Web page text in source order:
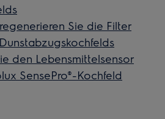
Sie die Filter
den Lebensmittelsensor
SensePro®-Kochfeld